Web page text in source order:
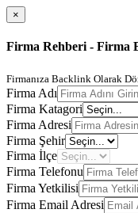
×
Firma Rehberi - Firma
Firmanıza Backlink Olarak
Firma Adı
Firma Katagori
Firma Adresi
Firma Şehir
Firma İlçe
Firma Telefonu
Firma Yetkilisi
Firma Email Adresi